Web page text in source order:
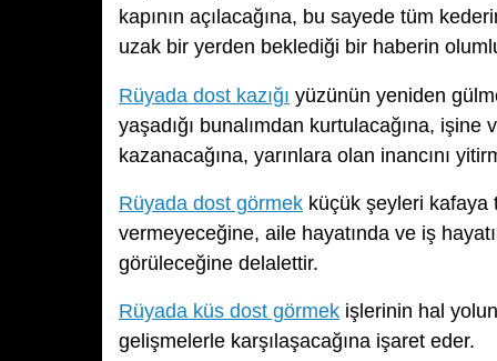
kapının açılacağına, bu sayede tüm
uzak bir yerden beklediği bir haberin
Rüyada dost kazığı yüzünün yeniden
yaşadığı bunalımdan kurtulacağına,
kazanacağına, yarınlara olan inancını
Rüyada dost görmek küçük şeyleri kafaya
vermeyeceğine, aile hayatında ve iş
görüleceğine delalettir.
Rüyada küs dost görmek işlerinin hal
gelişmelerle karşılaşacağına işaret eder.